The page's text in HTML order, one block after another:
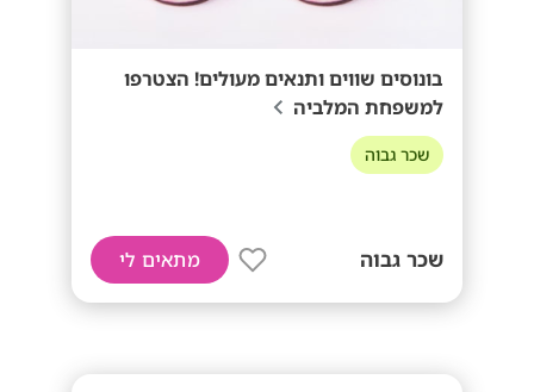
בונוסים שווים ותנאים מעולים! הצטרפו
למשפחת המלביה
שכר גבוה
שכר גבוה מתאים לי